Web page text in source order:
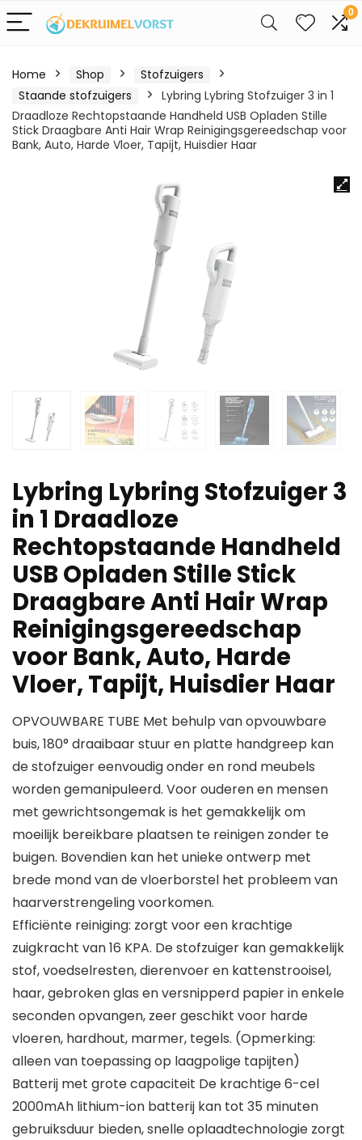
0
Home Shop
Stofzuigers
Staande stofzuigers
Lybring Lybring Stofzuiger 3 in 1
Draadloze Rechtopstaande Handheld USB Opladen Stille
Stick Draagbare Anti Hair Wrap Reinigingsgereedschap voor
Bank, Auto, Harde Vloer, Tapijt, Huisdier Haar
Lybring Lybring Stofzuiger 3
in 1 Draadloze
Rechtopstaande Handheld
USB Opladen Stille Stick
Draagbare Anti Hair Wrap
Reinigingsgereedschap
voor Bank, Auto, Harde
Vloer, Tapijt, Huisdier Haar
OPVOUWBARE TUBE Met behulp van opvouwbare
buis, 180° draaibaar stuur en platte handgreep kan
de stofzuiger eenvoudig onder en rond meubels
worden gemanipuleerd. Voor ouderen en mensen
met gewrichtsongemak is het gemakkelijk om
moeilijk bereikbare plaatsen te reinigen zonder te
buigen. Bovendien kan het unieke ontwerp met
brede mond van de vloerborstel het probleem van
haarverstrengeling voorkomen.
Efficiënte reiniging: zorgt voor een krachtige
zuigkracht van 16 KPA. De stofzuiger kan gemakkelijk
stof, voedselresten, dierenvoer en kattenstrooisel,
haar, gebroken glas en versnipperd papier in enkele
seconden opvangen, zeer geschikt voor harde
vloeren, hardhout, marmer, tegels. (Opmerking:
alleen van toepassing op laagpolige tapijten)
Batterij met grote capaciteit De krachtige 6-cel
2000mAh lithium-ion batterij kan tot 35 minuten
gebruiksduur bieden, snelle oplaadtechnologie zorgt